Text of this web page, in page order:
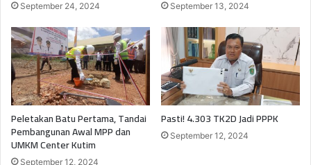
September 24, 2024 September 13, 2024
Peletakan Batu Pertama, Tandai
Pembangunan Awal MPP dan
UMKM Center Kutim
September 12, 2024
Pasti! 4.303 TK2D Jadi PPPK
September 12, 2024